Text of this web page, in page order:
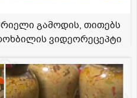
გამოდის, თითებს
ვიდეორეცეპტი